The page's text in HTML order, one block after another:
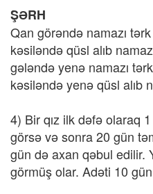
ŞƏRH
Qan görəndə namazı
kəsiləndə qüsl alıb
gələndə yenə namazı
kəsiləndə yenə qüsl alıb
4) Bir qız ilk dəfə olaraq
görsə və sonra 20 gün
gün də axan qəbul edilir.
görmüş olar. Adəti 10